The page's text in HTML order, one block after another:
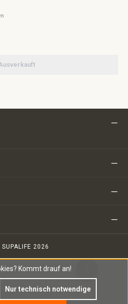
2026
Kommt drauf an!
Nur technisch notwendige